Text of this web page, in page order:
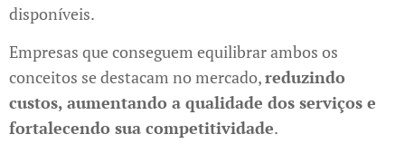
disponíveis.
Empresas que conseguem equilibrar ambos os
conceitos se destacam no mercado,reduzindo
custos, aumentando a qualidade dos serviços e
fortalecendo sua competitividade.